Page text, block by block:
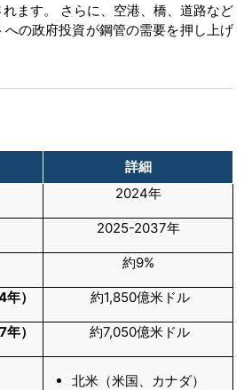
ます。 さらに、空港、橋、道路など
の政府投資が鋼管の需要を押し上げ
詳細
2024年
2025-2037年
約9%
年） 約1,850億米ドル
年） 約7,050億米ドル
北米（米国、カナダ）